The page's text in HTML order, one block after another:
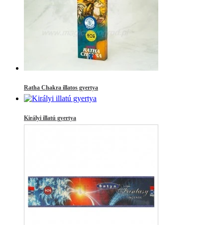
Ratha Chakra illatos gyertya
Királyi illatú gyertya